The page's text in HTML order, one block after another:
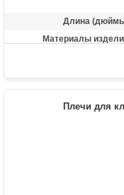
Длина
Материалы
Плечи для